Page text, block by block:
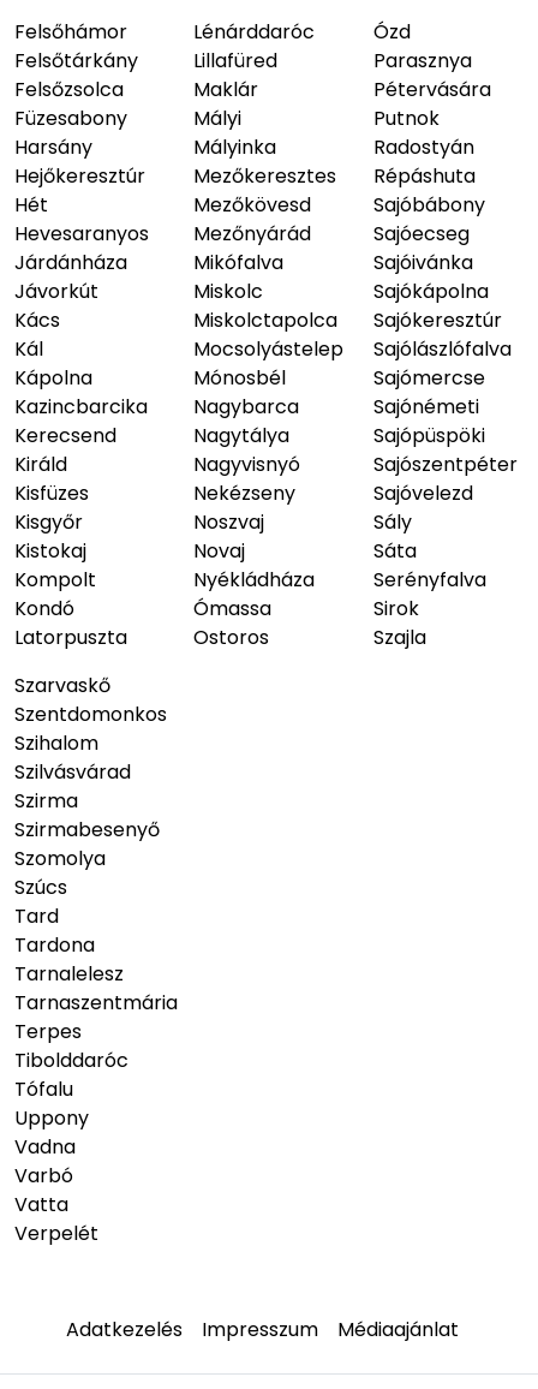
Felsőhámor
Felsőtárkány
Felsőzsolca
Füzesabony
Harsány
Hejőkeresztúr
Hét
Hevesaranyos
Járdánháza
Jávorkút
Kács
Kál
Kápolna
Kazincbarcika
Kerecsend
Királd
Kisfüzes
Kisgyőr
Kistokaj
Kompolt
Kondó
Latorpuszta
Lénárddaróc
Lillafüred
Maklár
Mályi
Mályinka
Mezőkeresztes
Mezőkövesd
Mezőnyárád
Mikófalva
Miskolc
Miskolctapolca
Mocsolyástelep
Mónosbél
Nagybarca
Nagytálya
Nagyvisnyó
Nekézseny
Noszvaj
Novaj
Nyékládháza
Ómassa
Ostoros
Ózd
Parasznya
Pétervására
Putnok
Radostyán
Répáshuta
Sajóbábony
Sajóecseg
Sajóivánka
Sajókápolna
Sajókeresztúr
Sajólászlófalva
Sajómercse
Sajónémeti
Sajópüspöki
Sajószentpéter
Sajóvelezd
Sály
Sáta
Serényfalva
Sirok
Szajla
Szarvaskő
Szentdomonkos
Szihalom
Szilvásvárad
Szirma
Szirmabesenyő
Szomolya
Szúcs
Tard
Tardona
Tarnalelesz
Tarnaszentmária
Terpes
Tibolddaróc
Tófalu
Uppony
Vadna
Varbó
Vatta
Verpelét
Adatkezelés Impresszum Médiaajánlat